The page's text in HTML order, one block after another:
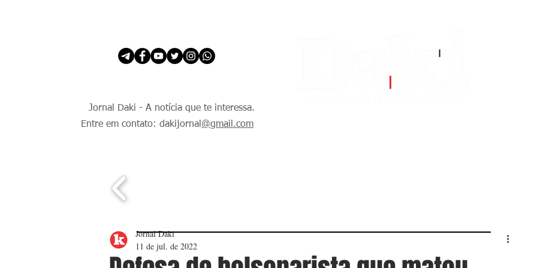
Jornal Daki - A notícia que te interessa.
Entre em contato: dakijornal @gmail.com
Jornal Daki
11 de jul. de 2022